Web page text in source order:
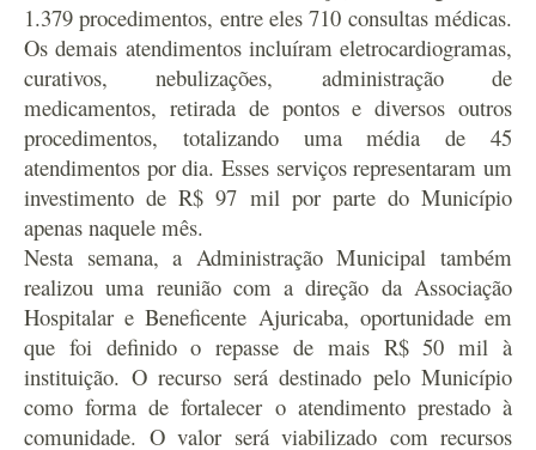
1.379 procedimentos, entre eles 710 consultas médicas.
Os demais atendimentos incluíram eletrocardiogramas,
curativos, nebulizações, administração de
medicamentos, retirada de pontos e diversos outros
procedimentos, totalizando uma média de 45
atendimentos por dia. Esses serviços representaram um
investimento de R$ 97 mil por parte do Município
apenas naquele mês.
Nesta semana, a Administração Municipal também
realizou uma reunião com a direção da Associação
Hospitalar e Beneficente Ajuricaba, oportunidade em
que foi definido o repasse de mais R$ 50 mil à
instituição. O recurso será destinado pelo Município
como forma de fortalecer o atendimento prestado à
comunidade. O valor será viabilizado com recursos